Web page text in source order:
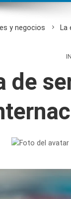
y negocios La
de